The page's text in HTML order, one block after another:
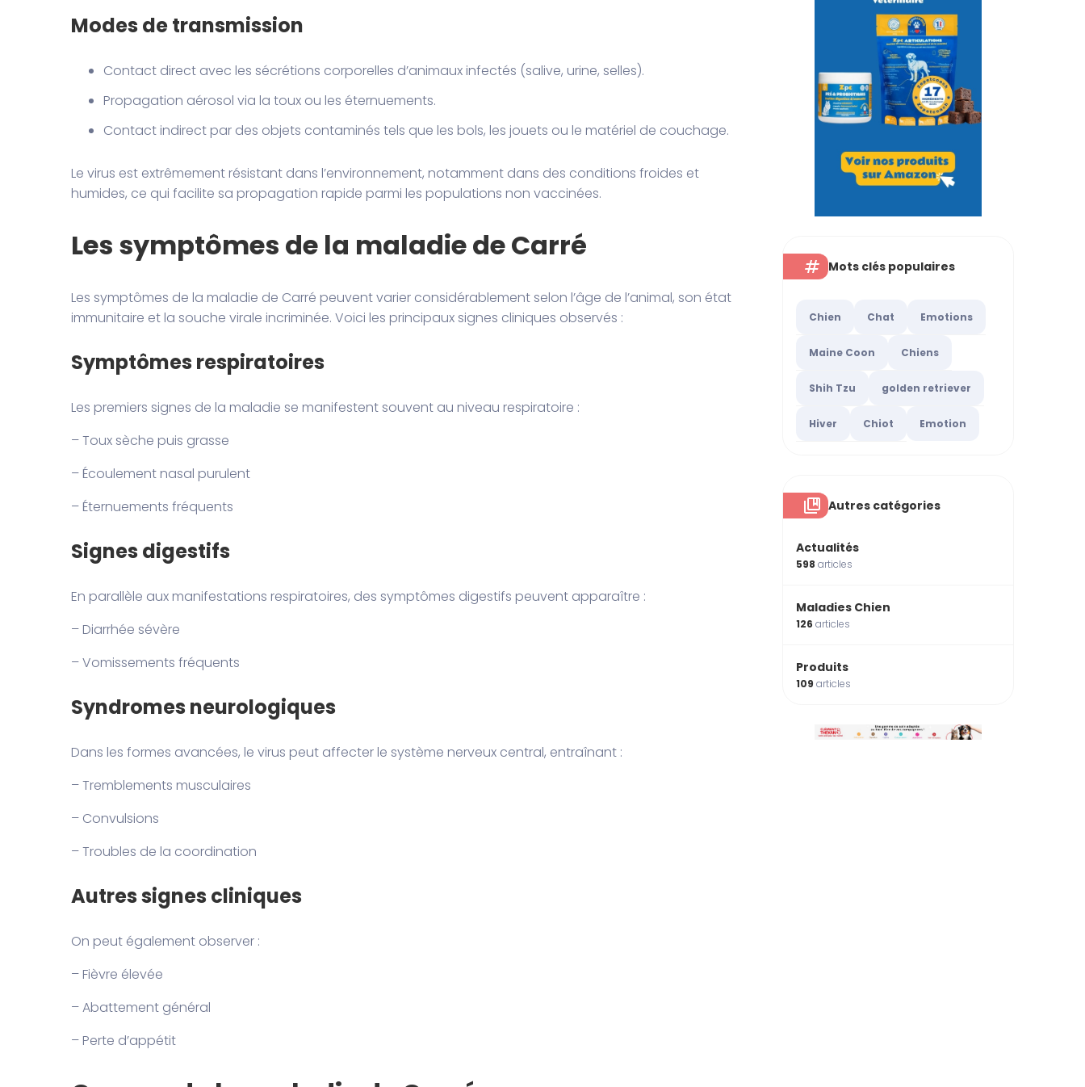
Modes de transmission
Contact direct avec les sécrétions corporelles d’animaux infectés (salive, urine, selles).
Propagation aérosol via la toux ou les éternuements.
Contact indirect par des objets contaminés tels que les bols, les jouets ou le matériel de couchage.
Le virus est extrêmement résistant dans l’environnement, notamment dans des conditions froides et
humides, ce qui facilite sa propagation rapide parmi les populations non vaccinées.
Les symptômes de la maladie de Carré
Les symptômes de la maladie de Carré peuvent varier considérablement selon l’âge de l’animal, son état
immunitaire et la souche virale incriminée. Voici les principaux signes cliniques observés :
Symptômes respiratoires
Les premiers signes de la maladie se manifestent souvent au niveau respiratoire :
– Toux sèche puis grasse
– Écoulement nasal purulent
– Éternuements fréquents
Signes digestifs
En parallèle aux manifestations respiratoires, des symptômes digestifs peuvent apparaître :
– Diarrhée sévère
– Vomissements fréquents
Syndromes neurologiques
Dans les formes avancées, le virus peut affecter le système nerveux central, entraînant :
– Tremblements musculaires
– Convulsions
– Troubles de la coordination
Autres signes cliniques
On peut également observer :
– Fièvre élevée
– Abattement général
– Perte d’appétit
Mots clés populaires
Chien Chat Emotions
Maine Coon Chiens
Shih Tzu golden retriever
Hiver Chiot Emotion
Autres catégories
Actualités
598 articles
Maladies Chien
126 articles
Produits
109 articles